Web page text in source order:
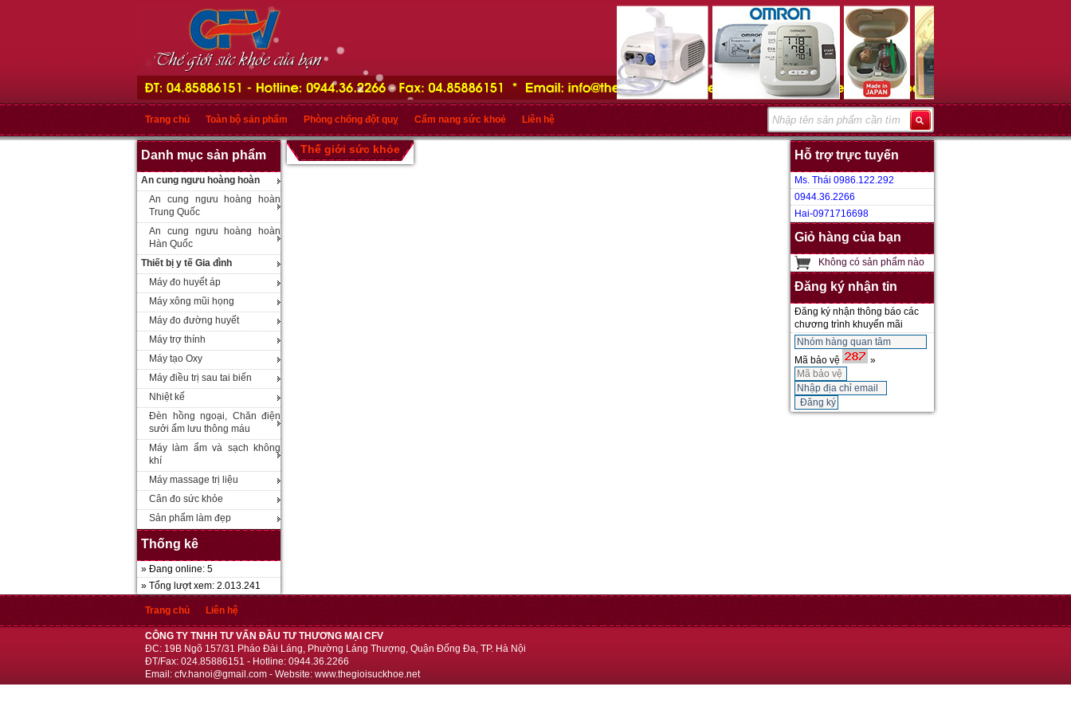
Trang chủ Toàn bộ sản phẩm Phòng chống đột quỵ Cẩm nang sức khoẻ Liên hệ
Danh mục sản phẩm
An cung ngưu hoàng hoàn
An cung ngưu hoàng hoàn
Trung Quốc
An cung ngưu hoàng hoàn
Hàn Quốc
Thiết bị y tế Gia đình
Máy đo huyết áp
Máy xông mũi họng
Máy đo đường huyết
Máy trợ thính
Máy tạo Oxy
Máy điều trị sau tai biến
Nhiệt kế
Đèn hồng ngoại, Chăn điện
sưởi ấm lưu thông máu
Máy làm ẩm và sạch không
khí
Máy massage trị liệu
Cân đo sức khỏe
Sản phẩm làm đẹp
Thống kê
» Đang online: 5
» Tổng lượt xem: 2.013.241
Thế giới sức khỏe Hỗ trợ trực tuyến
Ms. Thái 0986.122.292
0944.36.2266
Hai-0971716698
Giỏ hàng của bạn
Không có sản phẩm nào
Đăng ký nhận tin
Đăng ký nhận thông báo các
chương trình khuyến mãi
Mã bảo vệ »
Trang chủ Liên hệ
CÔNG TY TNHH TƯ VẤN ĐẦU TƯ THƯƠNG MẠI CFV
ĐC: 19B Ngõ 157/31 Pháo Đài Láng, Phường Láng Thượng, Quận Đống Đa, TP. Hà Nội
ĐT/Fax: 024.85886151 - Hotline: 0944.36.2266
Email: cfv.hanoi@gmail.com - Website: www.thegioisuckhoe.net